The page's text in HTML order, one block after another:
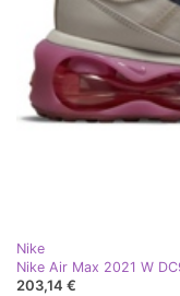
Nike
Nike Air Max 2021 W
203,14 €